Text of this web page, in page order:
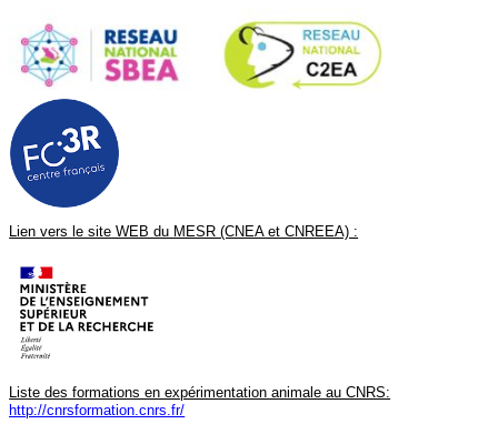
Les dernières recommandations du CNREEA :"Recommandation
concernant les procédures ou actes sans réveil"Sans Réveil;
"Recommandation concernant le tutorat"Tutorat
L’OPAL récompense les 10 prochaines Short Notes acceptées.
Déposez votre Short Note sur le site du GIS FC3R :
Challenge"
-
Le rapport 2023 de la Charte de Tranparence du GIRCOR est disopnible
:Rapport GIRCOR
Lien vers le site WEB du MESR (CNEA et CNREEA) :
Liste des formations en expérimentation animale au CNRS:
http://cnrsformation.cnrs.fr/